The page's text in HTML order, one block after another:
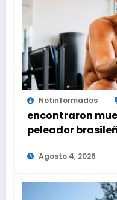
Notinformados
encontraron
peleador
Agosto 4, 2026